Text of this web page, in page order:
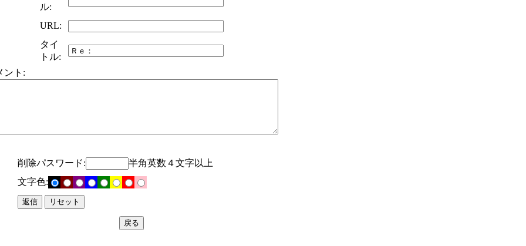
ル:
URL:
タイ
トル:
ント:
削除パスワード:
半角英数４文字以上
文字色: